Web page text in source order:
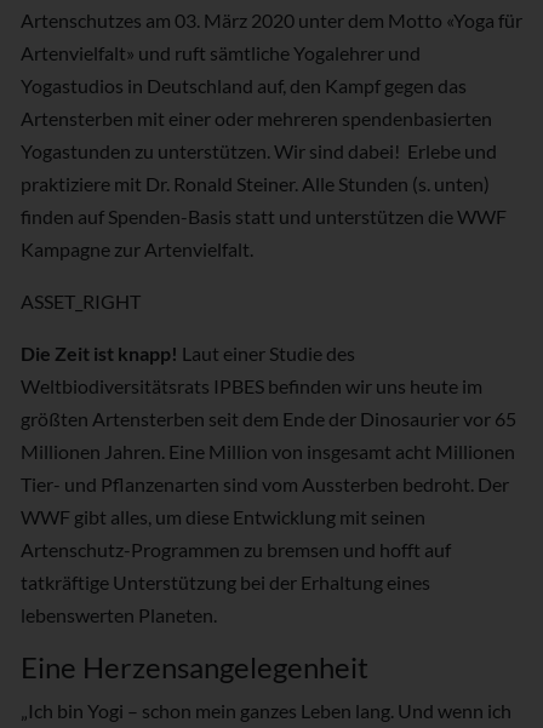
Artenschutzes am 03. März 2020 unter dem Motto «Yoga für
Artenvielfalt» und ruft sämtliche Yogalehrer und
Yogastudios in Deutschland auf, den Kampf gegen das
Artensterben mit einer oder mehreren spendenbasierten
Yogastunden zu unterstützen. Wir sind dabei! Erlebe und
praktiziere mit Dr. Ronald Steiner. Alle Stunden (s. unten)
finden auf Spenden-Basis statt und unterstützen die WWF
Kampagne zur Artenvielfalt.
ASSET_RIGHT
Die Zeit ist knapp! Laut einer Studie des
Weltbiodiversitätsrats IPBES befinden wir uns heute im
größten Artensterben seit dem Ende der Dinosaurier vor 65
Millionen Jahren. Eine Million von insgesamt acht Millionen
Tier- und Pflanzenarten sind vom Aussterben bedroht. Der
WWF gibt alles, um diese Entwicklung mit seinen
Artenschutz-Programmen zu bremsen und hofft auf
tatkräftige Unterstützung bei der Erhaltung eines
lebenswerten Planeten.
Eine Herzensangelegenheit
„Ich bin Yogi – schon mein ganzes Leben lang. Und wenn ich